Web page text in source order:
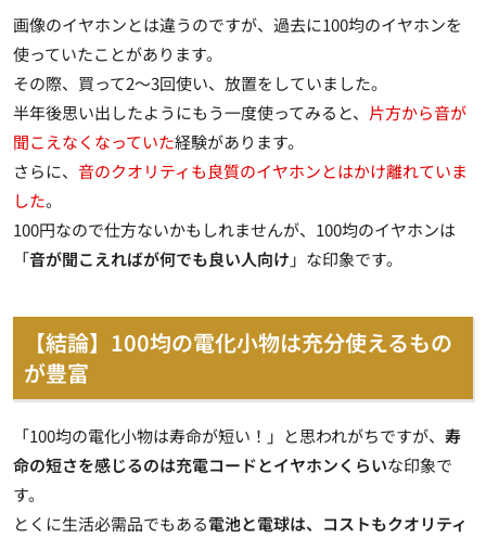
画像のイヤホンとは違うのですが、過去に100均のイヤホンを
使っていたことがあります。
その際、買って2～3回使い、放置をしていました。
半年後思い出したようにもう一度使ってみると、 片方から音が
聞こえなくなっていた経験があります。
さらに、 音のクオリティも良質のイヤホンとはかけ離れていま
した。
100円なので仕方ないかもしれませんが、100均のイヤホンは
「音が聞こえればが何でも良い人向け 」な印象です。
【結論】100均の電化小物は充分使えるもの
が豊富
「100均の電化小物は寿命が短い！」と思われがちですが、 寿
命の短さを感じるのは充電コードとイヤホンくらいな印象で
す。
とくに生活必需品でもある電池と電球は、コストもクオリティ